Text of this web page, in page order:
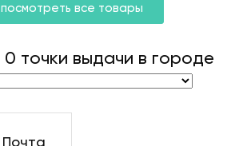
посмотреть все товары
0 точки выдачи в городе